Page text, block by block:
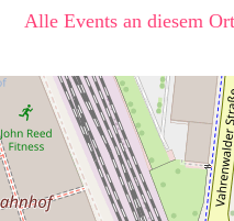
Alle Events an diesem